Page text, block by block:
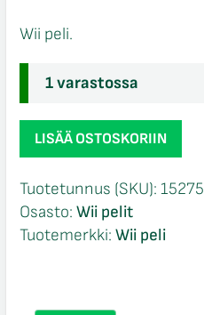
Wii peli.
1 varastossa
Michael
Jackson
Experience
CIB
Wii
LISÄÄ OSTOSKORIIN
Tuotetunnus (SKU): 15275
Osasto: Wii pelit
Tuotemerkki: Wii peli